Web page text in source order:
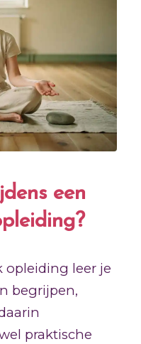
een
opleiding leer je
begrijpen,
praktische